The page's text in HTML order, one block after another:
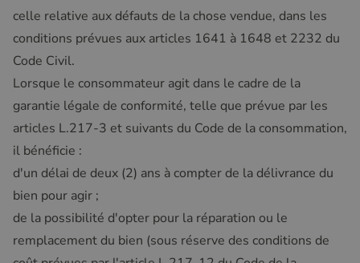
celle relative aux défauts de la chose vendue, dans les
conditions prévues aux articles 1641 à 1648 et 2232 du
Code Civil.
Lorsque le consommateur agit dans le cadre de la
garantie légale de conformité, telle que prévue par les
articles L.217-3 et suivants du Code de la consommation,
il bénéficie :
d'un délai de deux (2) ans à compter de la délivrance du
bien pour agir ;
de la possibilité d'opter pour la réparation ou le
remplacement du bien (sous réserve des conditions de